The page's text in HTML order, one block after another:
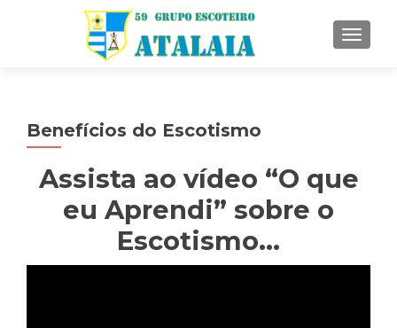
Benefícios do Escotismo
Assista ao vídeo “O que
eu Aprendi” sobre o
Escotismo…